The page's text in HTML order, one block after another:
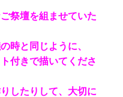
祭壇を組ませていた
時と同じように、
付きで描いてくださ
したりして、大切に